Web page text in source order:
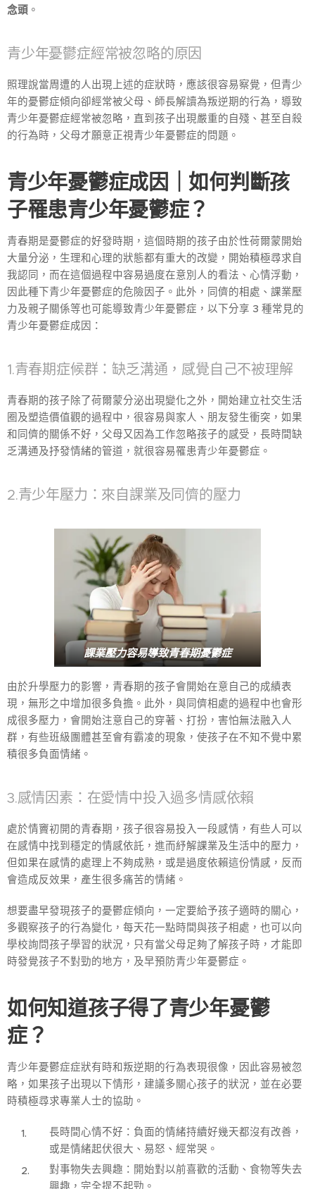
念頭 。
青少年憂鬱症經常被忽略的原因
照理說當周遭的人出現上述的症狀時，應該很容易察覺，但青少
年的憂鬱症傾向卻經常被父母、師長解讀為叛逆期的行為，導致
青少年憂鬱症經常被忽略，直到孩子出現嚴重的自殘、甚至自殺
的行為時，父母才願意正視青少年憂鬱症的問題。
青少年憂鬱症成因｜如何判斷孩
子罹患青少年憂鬱症？
青春期是憂鬱症的好發時期，這個時期的孩子由於性荷爾蒙開始
大量分泌，生理和心理的狀態都有重大的改變，開始積極尋求自
我認同，而在這個過程中容易過度在意別人的看法、心情浮動，
因此種下青少年憂鬱症的危險因子。此外，同儕的相處、課業壓
力及親子關係等也可能導致青少年憂鬱症，以下分享 3 種常見的
青少年憂鬱症成因：
1.青春期症候群：缺乏溝通，感覺自己不被理解
青春期的孩子除了荷爾蒙分泌出現變化之外，開始建立社交生活
圈及塑造價值觀的過程中，很容易與家人、朋友發生衝突，如果
和同儕的關係不好，父母又因為工作忽略孩子的感受，長時間缺
乏溝通及抒發情緒的管道，就很容易罹患青少年憂鬱症。
2.青少年壓力：來自課業及同儕的壓力
課業壓力容易導致青春期憂鬱症
由於升學壓力的影響，青春期的孩子會開始在意自己的成績表
現，無形之中增加很多負擔。此外，與同儕相處的過程中也會形
成很多壓力，會開始注意自己的穿著、打扮，害怕無法融入人
群，有些班級團體甚至會有霸凌的現象，使孩子在不知不覺中累
積很多負面情緒。
3.感情因素：在愛情中投入過多情感依賴
處於情竇初開的青春期，孩子很容易投入一段感情，有些人可以
在感情中找到穩定的情感依託，進而紓解課業及生活中的壓力，
但如果在感情的處理上不夠成熟，或是過度依賴這份情感，反而
會造成反效果，產生很多痛苦的情緒。
想要盡早發現孩子的憂鬱症傾向，一定要給予孩子適時的關心，
多觀察孩子的行為變化，每天花一點時間與孩子相處，也可以向
學校詢問孩子學習的狀況，只有當父母足夠了解孩子時，才能即
時發覺孩子不對勁的地方，及早預防青少年憂鬱症。
如何知道孩子得了青少年憂鬱
症？
青少年憂鬱症症狀有時和叛逆期的行為表現很像，因此容易被忽
略，如果孩子出現以下情形，建議多關心孩子的狀況，並在必要
時積極尋求專業人士的協助。
長時間心情不好：負面的情緒持續好幾天都沒有改善，
或是情緒起伏很大、易怒、經常哭。
對事物失去興趣：開始對以前喜歡的活動、食物等失去
興趣，完全提不起勁。